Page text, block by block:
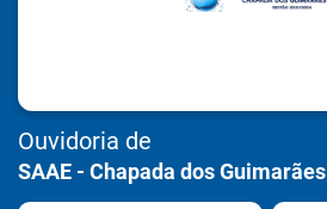
Ouvidoria de
SAAE - Chapada dos Guimarães